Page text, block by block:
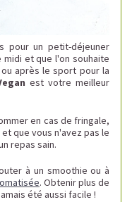
pour un petit-déjeuner
et que l'on souhaite
après le sport pour la
est votre meilleur
en cas de fringale,
que vous n'avez pas le
repas sain.
à un smoothie ou à
. Obtenir plus de
été aussi facile !